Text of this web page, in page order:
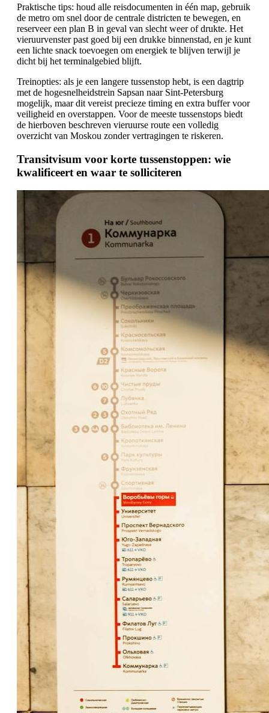
Praktische tips: houd alle reisdocumenten in één map, gebruik
de metro om snel door de centrale districten te bewegen, en
reserveer een plan B in geval van slecht weer of drukte. Het
vieruurvenster past goed bij een drukke binnenstad, en je kunt
een lichte snack toevoegen om energiek te blijven terwijl je
dicht bij het terminalgebied blijft.
Treinopties: als je een langere tussenstop hebt, is een dagtrip
met de hogesnelheidstrein Sapsan naar Sint-Petersburg
mogelijk, maar dit vereist precieze timing en extra buffer voor
veiligheid en overstappen. Voor de meeste tussenstops biedt
de hierboven beschreven vieruurse route een volledig
overzicht van Moskou zonder vertragingen te riskeren.
Transitvisum voor korte tussenstoppen: wie
kwalificeert en waar te solliciteren